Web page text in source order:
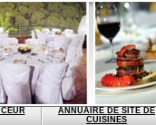
ANNUAIRE DE SITE DE
CUISINES